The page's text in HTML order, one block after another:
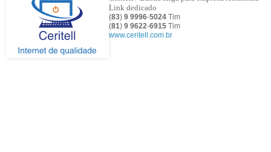
Link dedicado
(83) 9 9996-5024 Tim
(81) 9 9622-6915 Tim
www.ceritell.com.br